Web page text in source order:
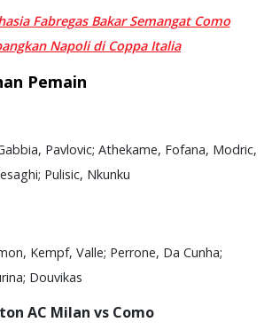
Fabregas Bakar Semangat Como
Napoli di Coppa Italia
Pemain
Pavlovic; Athekame, Fofana, Modric,
Pulisic, Nkunku
Kempf, Valle; Perrone, Da Cunha;
Douvikas
AC Milan vs Como